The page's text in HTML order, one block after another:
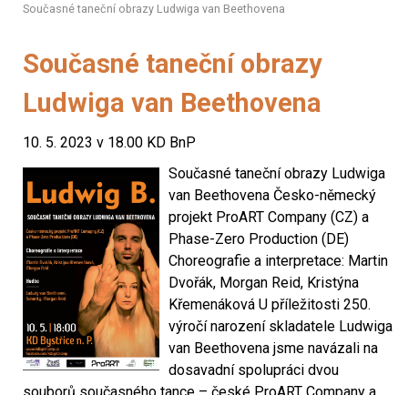
Současné taneční obrazy Ludwiga van Beethovena
Současné taneční obrazy
Ludwiga van Beethovena
10. 5. 2023 v 18.00 KD BnP
Současné taneční obrazy Ludwiga
van Beethovena Česko-německý
projekt ProART Company (CZ) a
Phase-Zero Production (DE)
Choreografie a interpretace: Martin
Dvořák, Morgan Reid, Kristýna
Křemenáková U příležitosti 250.
výročí narození skladatele Ludwiga
van Beethovena jsme navázali na
dosavadní spolupráci dvou